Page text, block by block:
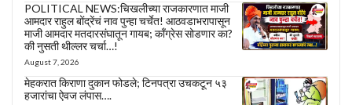
POLITICAL NEWS:चिखलीच्या राजकारणात माजी
आमदार राहुल बोंद्रेंचं नाव पुन्हा चर्चेत! आठवडाभरापासून
माजी आमदार मतदारसंघातून गायब; काँग्रेस सोडणार का?
की नुसती थील्लर चर्चा…!
August 7, 2026
मेहकरात किराणा दुकान फोडले; टिनपत्रा उचकटून ५३
हजारांचा ऐवज लंपास….